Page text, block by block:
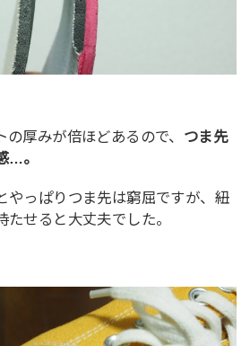
厚みが倍ほどあるので、 つま先
…。
やっぱりつま先は窮屈ですが、紐
せると大丈夫でした。